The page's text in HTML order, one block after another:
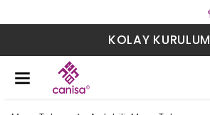
KOLAY KURULUM